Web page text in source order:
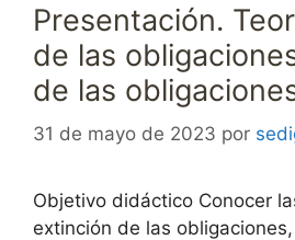
Presentación.
de las
de las
31 de mayo de 2023 por
Objetivo didáctico Conocer
extinción de las